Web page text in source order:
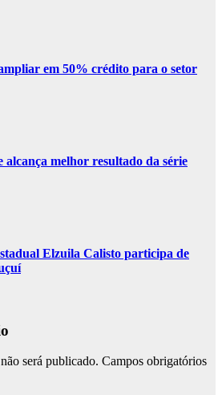
em 50% crédito para o setor
melhor resultado da série
Elzuila Calisto participa de
será publicado. Campos obrigatórios